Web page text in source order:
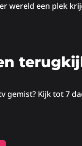
wereld een plek
gemist? Kijk tot 7